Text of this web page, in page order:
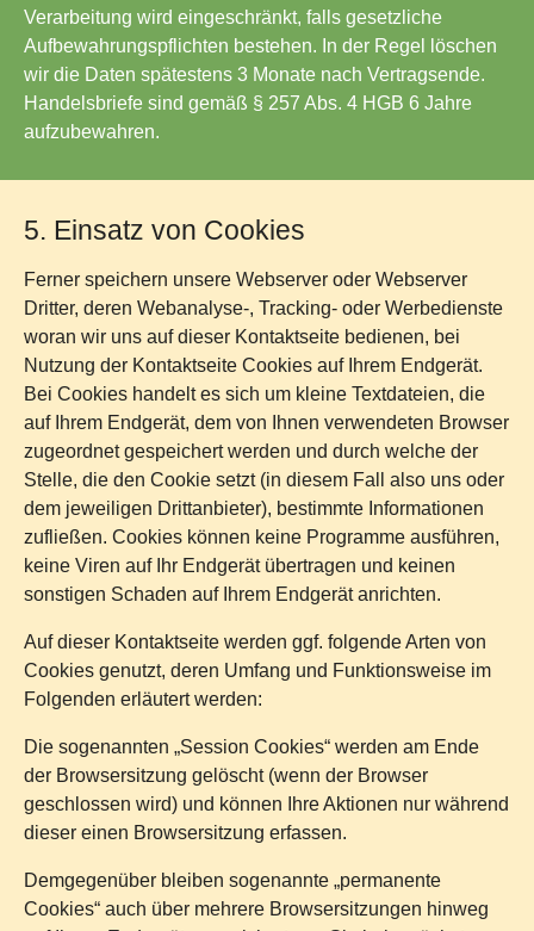
Verarbeitung wird eingeschränkt, falls gesetzliche
Aufbewahrungspflichten bestehen. In der Regel löschen
wir die Daten spätestens 3 Monate nach Vertragsende.
Handelsbriefe sind gemäß § 257 Abs. 4 HGB 6 Jahre
aufzubewahren.
5. Einsatz von Cookies
Ferner speichern unsere Webserver oder Webserver
Dritter, deren Webanalyse-, Tracking- oder Werbedienste
woran wir uns auf dieser Kontaktseite bedienen, bei
Nutzung der Kontaktseite Cookies auf Ihrem Endgerät.
Bei Cookies handelt es sich um kleine Textdateien, die
auf Ihrem Endgerät, dem von Ihnen verwendeten Browser
zugeordnet gespeichert werden und durch welche der
Stelle, die den Cookie setzt (in diesem Fall also uns oder
dem jeweiligen Drittanbieter), bestimmte Informationen
zufließen. Cookies können keine Programme ausführen,
keine Viren auf Ihr Endgerät übertragen und keinen
sonstigen Schaden auf Ihrem Endgerät anrichten.
Auf dieser Kontaktseite werden ggf. folgende Arten von
Cookies genutzt, deren Umfang und Funktionsweise im
Folgenden erläutert werden:
Die sogenannten „Session Cookies“ werden am Ende
der Browsersitzung gelöscht (wenn der Browser
geschlossen wird) und können Ihre Aktionen nur während
dieser einen Browsersitzung erfassen.
Demgegenüber bleiben sogenannte „permanente
Cookies“ auch über mehrere Browsersitzungen hinweg